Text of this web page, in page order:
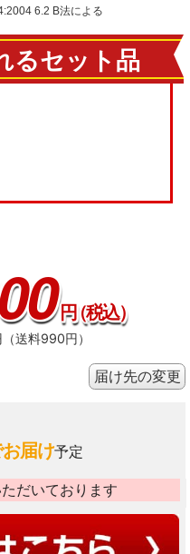
6.2 B法による
るセット品
円（税込）
送料990円）
届け予定
だいております
届け先の変更